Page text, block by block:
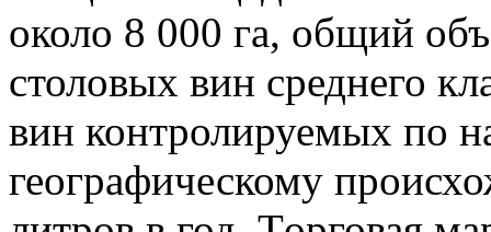
около 8 000 га, общий
столовых вин среднего
вин контролируемых по
географическому